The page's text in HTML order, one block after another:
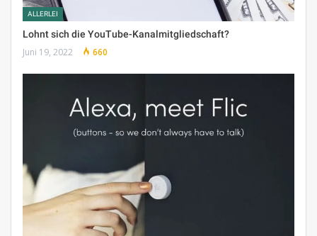
ALLERLEI
Lohnt sich die YouTube-Kanalmitgliedschaft?
Juni 19, 2022 660